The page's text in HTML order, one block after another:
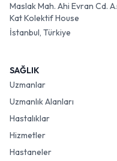
Maslak Mah. Ahi Evran Cd.
Kat Kolektif House
İstanbul, Türkiye
SAĞLIK
Uzmanlar
Uzmanlık Alanları
Hastalıklar
Hizmetler
Hastaneler